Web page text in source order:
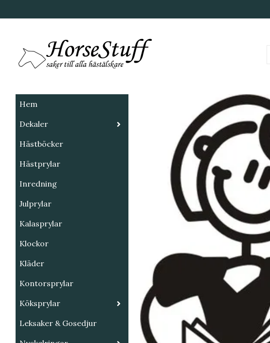
Hem
Dekaler
Hästböcker
Hästprylar
Inredning
Julprylar
Kalasprylar
Klockor
Kläder
Kontorsprylar
Köksprylar
Leksaker & Gosedjur